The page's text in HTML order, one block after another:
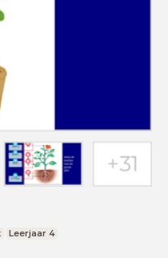
Leerjaar 4